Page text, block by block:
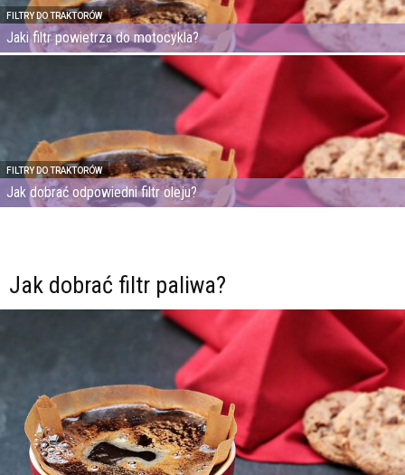
FILTRY DO TRAKTORÓW
Jaki filtr powietrza do motocykla?
FILTRY DO TRAKTORÓW
Jak dobrać odpowiedni filtr oleju?
Jak dobrać filtr paliwa?